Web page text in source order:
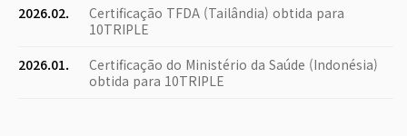
2026.02.
Certificação TFDA (Tailândia) obtida para
10TRIPLE
2026.01.
Certificação do Ministério da Saúde (Indonésia)
obtida para 10TRIPLE